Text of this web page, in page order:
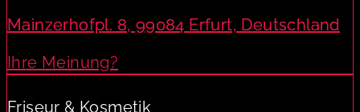
Mainzerhofpl. 8, 99084 Erfurt, Deutschland
Ihre Meinung?
Friseur & Kosmetik